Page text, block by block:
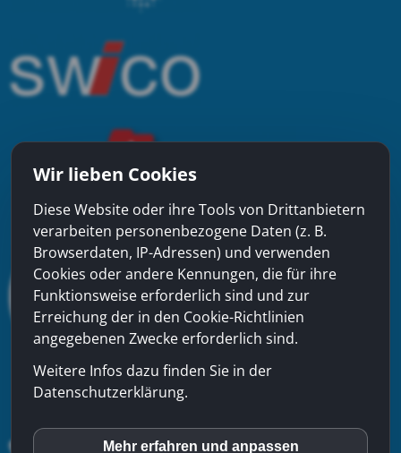
Wir lieben Cookies
Diese Website oder ihre Tools von Drittanbietern
verarbeiten personenbezogene Daten (z. B.
Browserdaten, IP-Adressen) und verwenden
Cookies oder andere Kennungen, die für ihre
Funktionsweise erforderlich sind und zur
Erreichung der in den Cookie-Richtlinien
angegebenen Zwecke erforderlich sind.
Weitere Infos dazu finden Sie in der
Datenschutzerklärung.
Mehr erfahren und anpassen